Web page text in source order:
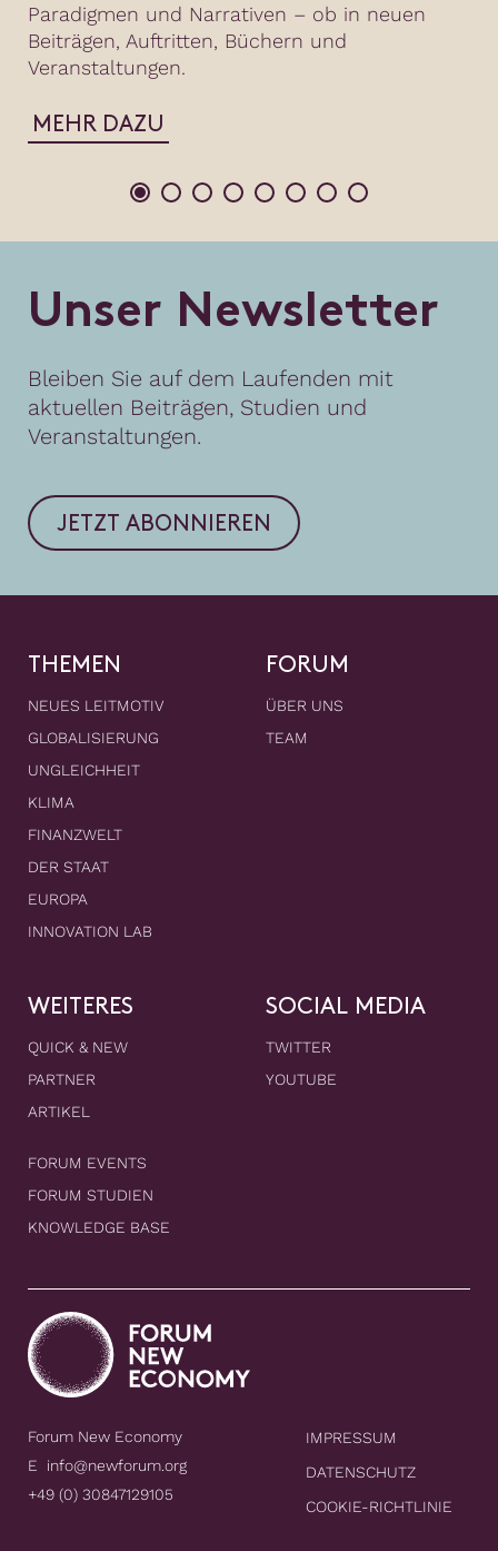
Paradigmen und Narrativen – ob in neuen
Beiträgen, Auftritten, Büchern und
Veranstaltungen.
MEHR DAZU
Unser Newsletter
Bleiben Sie auf dem Laufenden mit
aktuellen Beiträgen, Studien und
Veranstaltungen.
JETZT ABONNIEREN
THEMEN
NEUES LEITMOTIV
GLOBALISIERUNG
UNGLEICHHEIT
KLIMA
FINANZWELT
DER STAAT
EUROPA
INNOVATION LAB
FORUM
ÜBER UNS
TEAM
WEITERES
QUICK & NEW
PARTNER
ARTIKEL
FORUM EVENTS
FORUM STUDIEN
KNOWLEDGE BASE
SOCIAL MEDIA
TWITTER
YOUTUBE
Forum New Economy
E info@newforum.org
+49 (0) 30847129105
IMPRESSUM
DATENSCHUTZ
COOKIE-RICHTLINIE